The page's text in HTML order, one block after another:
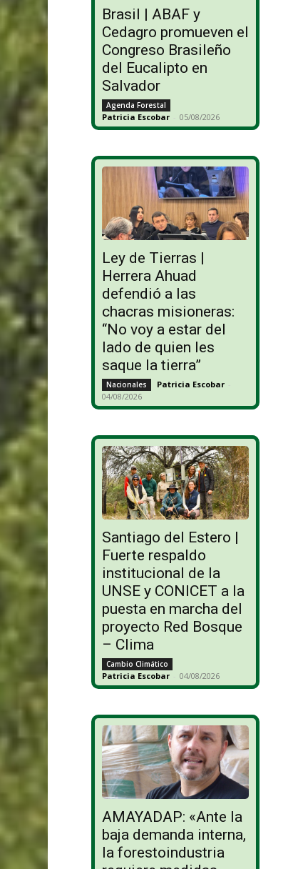
Brasil | ABAF y
Cedagro promueven el
Congreso Brasileño
del Eucalipto en
Salvador
Agenda Forestal
Patricia Escobar - 05/08/2026
Ley de Tierras |
Herrera Ahuad
defendió a las
chacras misioneras:
“No voy a estar del
lado de quien les
saque la tierra”
Nacionales Patricia Escobar -
04/08/2026
Santiago del Estero |
Fuerte respaldo
institucional de la
UNSE y CONICET a la
puesta en marcha del
proyecto Red Bosque
– Clima
Cambio Climático
Patricia Escobar - 04/08/2026
AMAYADAP: «Ante la
baja demanda interna,
la forestoindustria